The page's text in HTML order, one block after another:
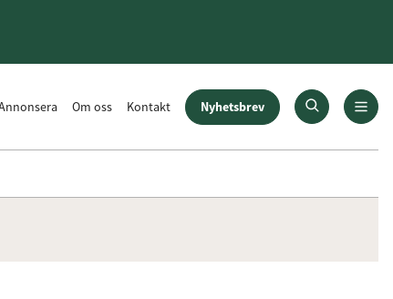
Om oss Kontakt Nyhetsbrev